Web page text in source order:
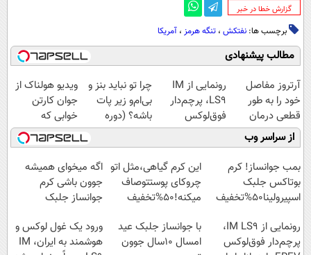
‌گزارش خطا در خبر
برچسب ها: نفتکش ، تنگه هرمز ، آمریکا
مطالب پیشنهادی
آرتروز مفاصل
خود را به طور
قطعی درمان
کنید!
◗پرسش‌نامه◖
رونمایی از IM
LS9، پرچم‌دار
فوق‌لوکس
EREV وارد بازار
ایران شد
چرا تو نباید بنز و
بی‌ام‌و زیر پات
باشه؟ (دوره
رایگان درآمد
میلیاردی)
ویدیو هولناک از
جوان کارتن
خوابی که
میلیاردر شد.
آموزش رایگان
از سراسر وب
بمب جوانساز! کرم
بوتاکس جلبک
اسپیرولینا50%تخفیف
این کرم گیاهی،مثل اتو
چروکای پوستتوصاف
میکنه!50%تخفیف
اگه میخوای همیشه
جوون باشی کرم
جوانساز جلبک
رونمایی از IM LS9،
پرچم‌دار فوق‌لوکس
با جوانساز جلبک عید
امسال ۱۰سال جوون
ورود یک غول لوکس و
هوشمند به ایران، IM